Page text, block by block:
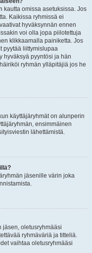
kautta omissa asetuksissa. Jos
Kaikissa ryhmissä ei
hyväksynnän ennen
voi olla jopa piilotettuja
klikkaamalla painiketta. Jos
pyytää liittymislupaa
hyväksyä pyyntösi ja hän
ryhmän ylläpitäjiä jos he
käyttäjäryhmät on alunperin
ensimmäinen
lähettämistä.
jäsenille värin joka
jäsen, oletusryhmääsi
ryhmäväriä ja titteliä.
vaihtaa oletusryhmääsi